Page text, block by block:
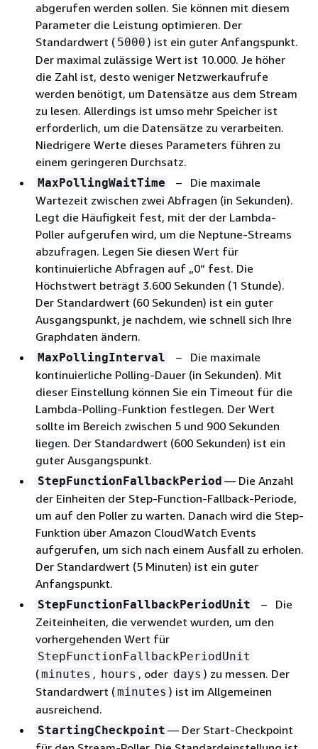
abgerufen werden sollen. Sie können mit diesem
Parameter die Leistung optimieren. Der
Standardwert ( 5000 ) ist ein guter Anfangspunkt.
Der maximal zulässige Wert ist 10.000. Je höher
die Zahl ist, desto weniger Netzwerkaufrufe
werden benötigt, um Datensätze aus dem Stream
zu lesen. Allerdings ist umso mehr Speicher ist
erforderlich, um die Datensätze zu verarbeiten.
Niedrigere Werte dieses Parameters führen zu
einem geringeren Durchsatz.
MaxPollingWaitTime
– Die maximale
Wartezeit zwischen zwei Abfragen (in Sekunden).
Legt die Häufigkeit fest, mit der der Lambda-
Poller aufgerufen wird, um die Neptune-Streams
abzufragen. Legen Sie diesen Wert für
kontinuierliche Abfragen auf „0“ fest. Die
Höchstwert beträgt 3.600 Sekunden (1 Stunde).
Der Standardwert (60 Sekunden) ist ein guter
Ausgangspunkt, je nachdem, wie schnell sich Ihre
Graphdaten ändern.
MaxPollingInterval
– Die maximale
kontinuierliche Polling-Dauer (in Sekunden). Mit
dieser Einstellung können Sie ein Timeout für die
Lambda-Polling-Funktion festlegen. Der Wert
sollte im Bereich zwischen 5 und 900 Sekunden
liegen. Der Standardwert (600 Sekunden) ist ein
guter Ausgangspunkt.
StepFunctionFallbackPeriod — Die Anzahl
der Einheiten der Step-Function-Fallback-Periode,
um auf den Poller zu warten. Danach wird die Step-
Funktion über Amazon CloudWatch Events
aufgerufen, um sich nach einem Ausfall zu erholen.
Der Standardwert (5 Minuten) ist ein guter
Anfangspunkt.
StepFunctionFallbackPeriodUnit
– Die
Zeiteinheiten, die verwendet wurden, um den
vorhergehenden Wert für
StepFunctionFallbackPeriodUnit
(minutes , hours , oder days ) zu messen. Der
Standardwert (minutes ) ist im Allgemeinen
ausreichend.
StartingCheckpoint — Der Start-Checkpoint